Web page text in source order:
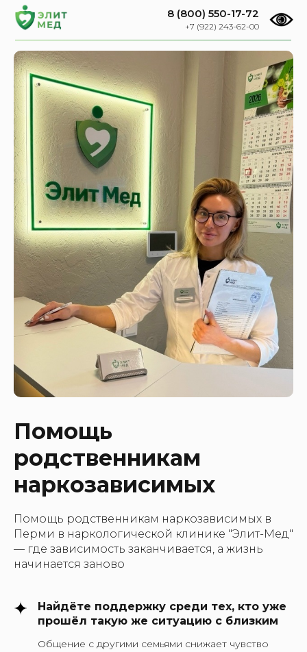
+7 (922) 243-62-00
8 (800) 550-17-72
Помощь
родственникам
наркозависимых
Помощь родственникам наркозависимых в
Перми в наркологической клинике "Элит-Мед"
— где зависимость заканчивается, а жизнь
начинается заново
Найдёте поддержку среди тех, кто уже
прошёл такую же ситуацию с близким
Общение с другими семьями снижает чувство